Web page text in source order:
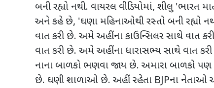
બની રહ્યો નથી. વાયરલ વીડિયોમાં, શીલુ'ભારત
અને કહે છે, 'ઘણા મહિનાઓથી રસ્તો બની રહ્યો
વાત કરી છે. અમે અહીંના કાઉન્સિલર સાથે વાત
વાત કરી છે. અમે અહીંના ધારાસભ્ય સાથે વાત
નાના બાળકો ભણવા જાય છે. અમારા બાળકો
છે. ઘણી શાળાઓ છે. અહીં રહેતા BJPના નેતાઓ